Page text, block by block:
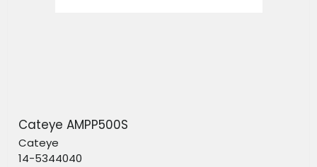
Cateye AMPP500S
Cateye
14-5344040